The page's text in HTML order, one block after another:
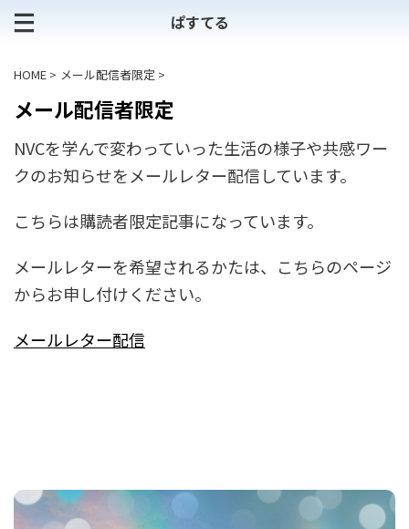
ぱすてる
HOME > メール配信者限定 >
メール配信者限定
NVCを学んで変わっていった生活の様子や共感ワー
クのお知らせをメールレター配信しています。
こちらは購読者限定記事になっています。
メールレターを希望されるかたは、こちらのページ
からお申し付けください。
メールレター配信